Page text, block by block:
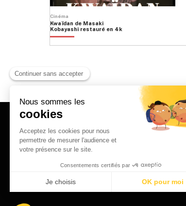
Cinéma
Kwaïdan de Masaki
Kobayashi restauré en 4k